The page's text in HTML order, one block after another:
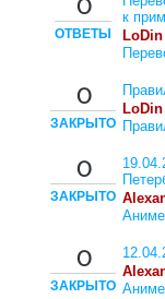
0
ОТВЕТЫ
к
LoDin
0
ЗАКРЫТО
LoDin
0
ЗАКРЫТО
0
ЗАКРЫТО